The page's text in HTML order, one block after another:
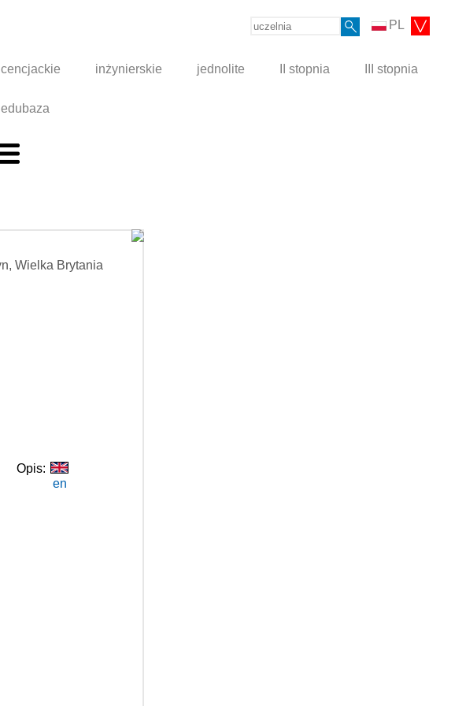
PL
inżynierskie jednolite II stopnia III stopnia
edubaza
Wielka Brytania
Opis:
en